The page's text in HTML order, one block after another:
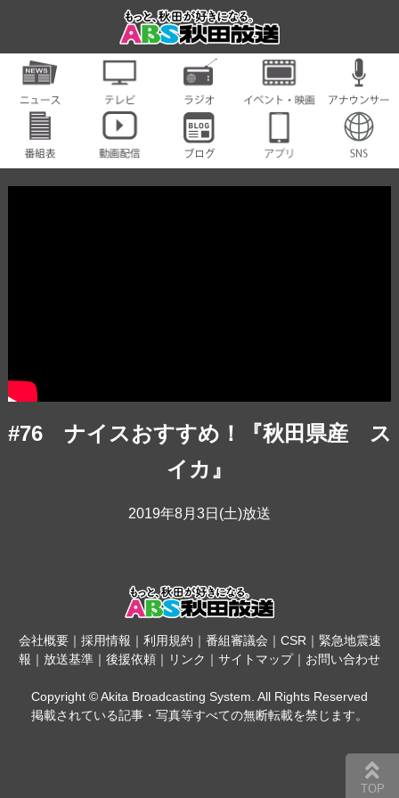
#76 ナイスおすすめ！『秋田県産 ス
イカ』
2019年8月3日(土)放送
会社概要｜ 採用情報 ｜ 利用規約 ｜ 番組審議会 ｜ CSR ｜ 緊急地震速
報 ｜ 放送基準 ｜ 後援依頼 ｜ リンク ｜ サイトマップ｜ お問い合わせ
Copyright © Akita Broadcasting System. All Rights Reserved
掲載されている記事・写真等すべての無断転載を禁じます。